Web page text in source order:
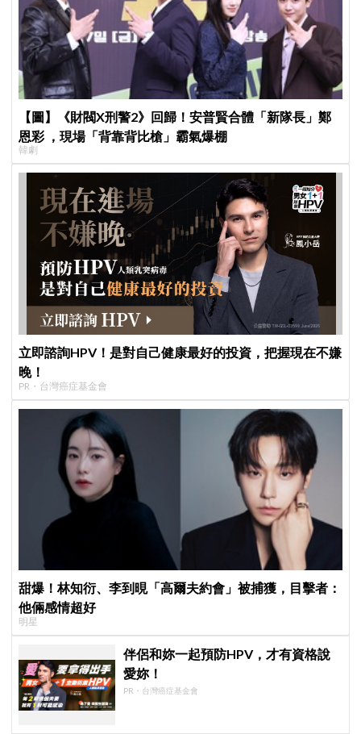
【圖】《財閥X刑警2》回歸！安普賢合體「新隊長」鄭
恩彩 ，現場「背靠背比槍」霸氣爆棚
韓劇
立即諮詢HPV！是對自己健康最好的投資，把握現在不嫌
晚！
PR・台灣癌症基金會
甜爆！林知衍、李到晛「高爾夫約會」被捕獲，目擊者：
他倆感情超好
明星
伴侶和妳一起預防HPV，才有資格說
愛妳！
PR・台灣癌症基金會